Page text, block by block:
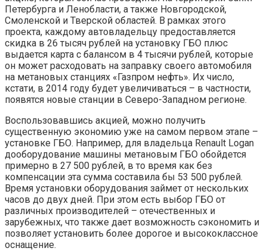
Петербурга и Ленобласти, а также Новгородской,
Смоленской и Тверской областей. В рамках этого
проекта, каждому автовладельцу предоставляется
скидка в 26 тысяч рублей на установку ГБО плюс
выдается карта с балансом в 4 тысячи рублей, которые
он может расходовать на заправку своего автомобиля
на метановых станциях «Газпром нефть». Их число,
кстати, в 2014 году будет увеличиваться – в частности,
появятся новые станции в Северо-Западном регионе.
Воспользовавшись акцией, можно получить
существенную экономию уже на самом первом этапе –
установке ГБО. Например, для владельца Renault Logan
дооборудование машины метановым ГБО обойдется
примерно в 27 500 рублей, в то время как без
компенсации эта сумма составила бы 53 500 рублей.
Время установки оборудования займет от нескольких
часов до двух дней. При этом есть выбор ГБО от
различных производителей – отечественных и
зарубежных, что также дает возможность сэкономить и
позволяет установить более дорогое и высококлассное
оснащение.